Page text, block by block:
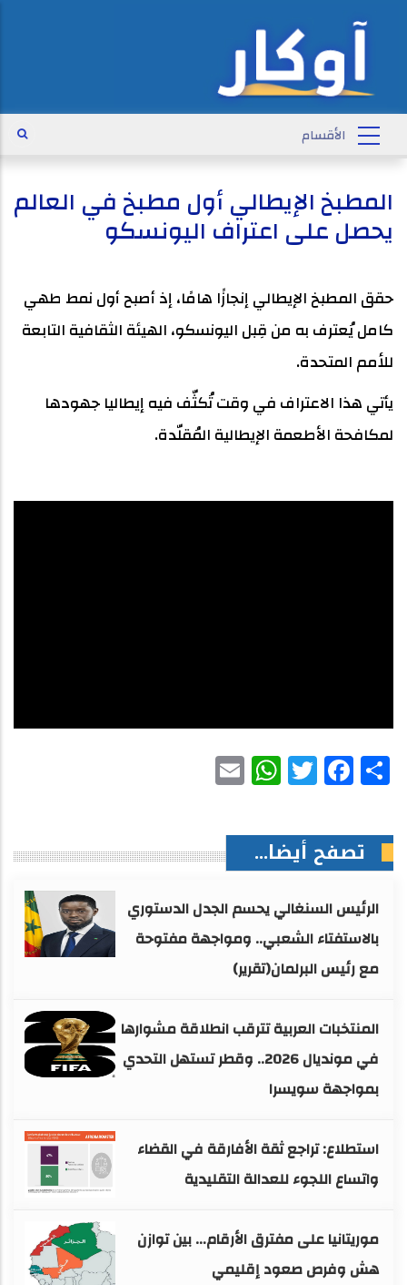
المطبخ الإيطالي أول مطبخ في العالم
يحصل على اعتراف اليونسكو
حقق المطبخ الإيطالي إنجازًا هامًا، إذ أصبح أول نمط طهي
كامل يُعترف به من قِبل اليونسكو، الهيئة الثقافية التابعة
للأمم المتحدة.
يأتي هذا الاعتراف في وقت تُكثّف فيه إيطاليا جهودها
لمكافحة الأطعمة الإيطالية المُقلّدة.
Share
Facebook
Twitter
WhatsApp
تصفح أيضا...
الرئيس السنغالي يحسم الجدل الدستوري
بالاستفتاء الشعبي.. ومواجهة مفتوحة
مع رئيس البرلمان(تقرير)
المنتخبات العربية تترقب انطلاقة مشوارها
في مونديال 2026.. وقطر تستهل التحدي
بمواجهة سويسرا
استطلاع: تراجع ثقة الأفارقة في القضاء
واتساع اللجوء للعدالة التقليدية
موريتانيا على مفترق الأرقام… بين توازن
هش وفرص صعود إقليمي